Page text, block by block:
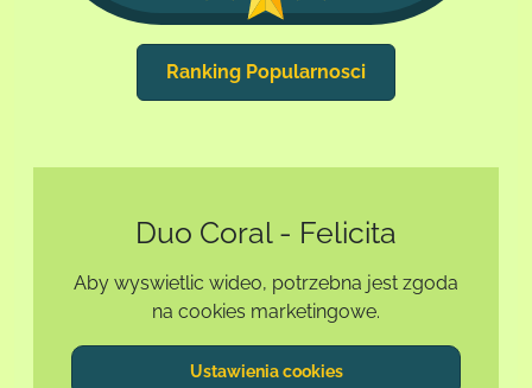
Ranking Popularnosci
Duo Coral - Felicita
Aby wyswietlic wideo, potrzebna jest zgoda
na cookies marketingowe.
Ustawienia cookies